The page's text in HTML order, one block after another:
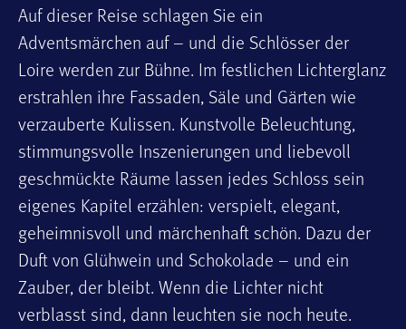
Auf dieser Reise schlagen Sie ein
Adventsmärchen auf – und die Schlösser der
Loire werden zur Bühne. Im festlichen Lichterglanz
erstrahlen ihre Fassaden, Säle und Gärten wie
verzauberte Kulissen. Kunstvolle Beleuchtung,
stimmungsvolle Inszenierungen und liebevoll
geschmückte Räume lassen jedes Schloss sein
eigenes Kapitel erzählen: verspielt, elegant,
geheimnisvoll und märchenhaft schön. Dazu der
Duft von Glühwein und Schokolade – und ein
Zauber, der bleibt. Wenn die Lichter nicht
verblasst sind, dann leuchten sie noch heute.